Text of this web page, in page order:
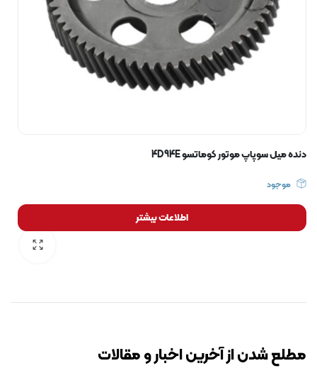
دنده میل سوپاپ موتور کوماتسو 4D94E
موجود
اطلاعات بیشتر
مطلع شدن از آخرین اخبار و مقالات